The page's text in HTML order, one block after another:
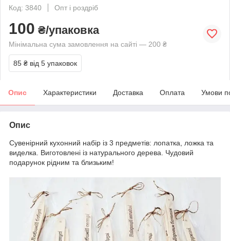
Код: 3840
Опт і роздріб
100 ₴/упаковка
Мінімальна сума замовлення на сайті — 200 ₴
85 ₴ від 5 упаковок
Опис Характеристики Доставка Оплата Умови
Опис
Сувенірний кухонний набір із 3 предметів: лопатка, ложка та
виделка. Виготовлені із натурального дерева. Чудовий
подарунок рідним та близьким!